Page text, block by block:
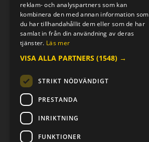
Lunchstängt
Fredagar
Telefontider
E-POST & TELEFON
verkstaden@mc-kompaniet.se
0500-44 01 00
Swish 123 226 1121
Kontantfri verksamhet
FÖLJ OSS
reklam- och analyspartners som kan
kombinera den med annan information som
du har tillhandahållit dem eller som de har
samlat in från din användning av deras
tjänster. Läs mer
VISA ALLA PARTNERS (1548) →
STRIKT NÖDVÄNDIGT
PRESTANDA
INRIKTNING
FUNKTIONER